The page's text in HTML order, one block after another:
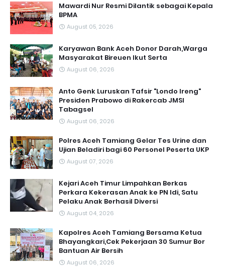
Mawardi Nur Resmi Dilantik sebagai Kepala
BPMA
August 05, 2026
Karyawan Bank Aceh Donor Darah,Warga
Masyarakat Bireuen Ikut Serta
August 06, 2026
Anto Genk Luruskan Tafsir "Londo Ireng"
Presiden Prabowo di Rakercab JMSI
Tabagsel
August 06, 2026
Polres Aceh Tamiang Gelar Tes Urine dan
Ujian Beladiri bagi 60 Personel Peserta UKP
August 07, 2026
Kejari Aceh Timur Limpahkan Berkas
Perkara Kekerasan Anak ke PN Idi, Satu
Pelaku Anak Berhasil Diversi
August 04, 2026
Kapolres Aceh Tamiang Bersama Ketua
Bhayangkari,Cek Pekerjaan 30 Sumur Bor
Bantuan Air Bersih
August 06, 2026